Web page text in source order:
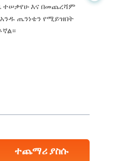
ተሠቃየሁ እና በመጨረሻም
ጤንነቴን የሚይዝበት
ተጨማሪ ያስሱ